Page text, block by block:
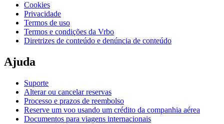
Cookies
Privacidade
Termos de uso
Termos e condições da Vrbo
Diretrizes de conteúdo e denúncia de conteúdo
Ajuda
Suporte
Alterar ou cancelar reservas
Processo e prazos de reembolso
Reserve um voo usando um crédito da companhia aérea
Documentos para viagens internacionais